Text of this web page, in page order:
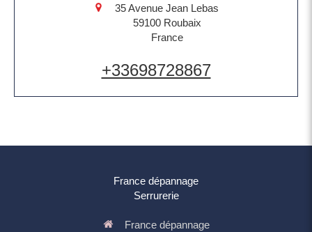
35 Avenue Jean Lebas
59100 Roubaix
France
+33698728867
France dépannage
Serrurerie
France dépannage